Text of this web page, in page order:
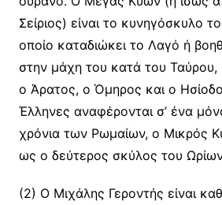
Σείριος) είναι το κυνηγόσκυλο
οποίο καταδιώκει το Λαγό ή
στην μάχη του κατά του
ο Άρατος, ο Όμηρος και ο
Έλληνες αναφέρονται σ’ ένα
χρόνια των Ρωμαίων, ο Μικρός
ως ο δεύτερος σκύλος του
(2) Ο Μιχάλης Γεροντής είναι